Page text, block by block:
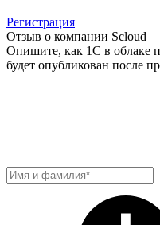
Регистрация
Отзыв о компании Scloud
Опишите, как 1С в облаке
будет опубликован после